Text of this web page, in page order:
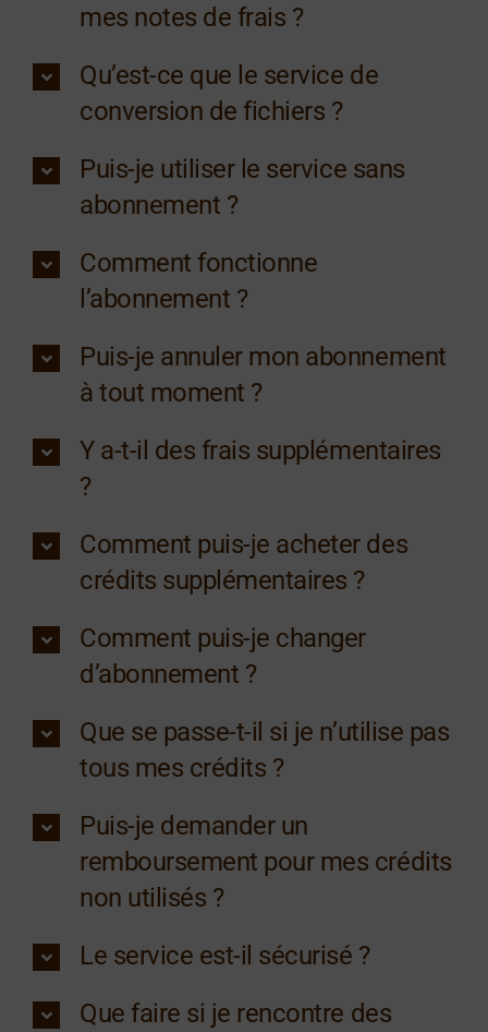
mes notes de frais ?
Qu’est-ce que le service de
conversion de fichiers ?
Puis-je utiliser le service sans
abonnement ?
Comment fonctionne
l’abonnement ?
Puis-je annuler mon abonnement
à tout moment ?
Y a-t-il des frais supplémentaires
?
Comment puis-je acheter des
crédits supplémentaires ?
Comment puis-je changer
d’abonnement ?
Que se passe-t-il si je n’utilise pas
tous mes crédits ?
Puis-je demander un
remboursement pour mes crédits
non utilisés ?
Le service est-il sécurisé ?
Que faire si je rencontre des